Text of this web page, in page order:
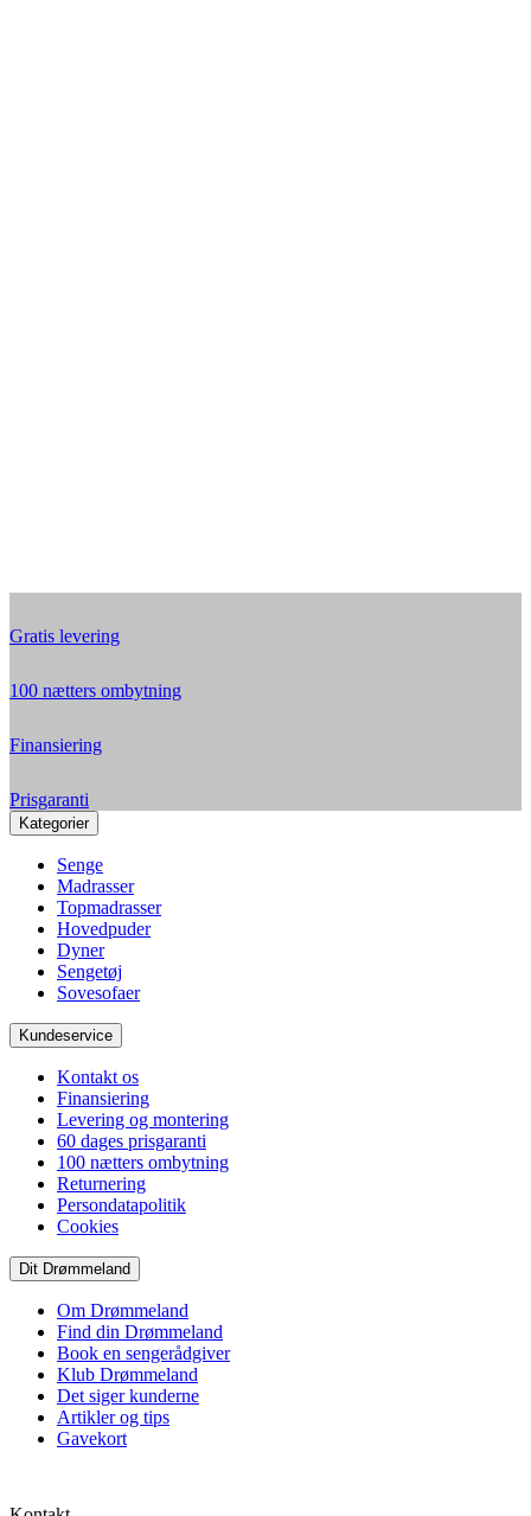
Gratis levering
100 nætters ombytning
Finansiering
Prisgaranti
Kategorier
Senge
Madrasser
Topmadrasser
Hovedpuder
Dyner
Sengetøj
Sovesofaer
Kundeservice
Kontakt os
Finansiering
Levering og montering
60 dages prisgaranti
100 nætters ombytning
Returnering
Persondatapolitik
Cookies
Dit Drømmeland
Om Drømmeland
Find din Drømmeland
Book en sengerådgiver
Klub Drømmeland
Det siger kunderne
Artikler og tips
Gavekort